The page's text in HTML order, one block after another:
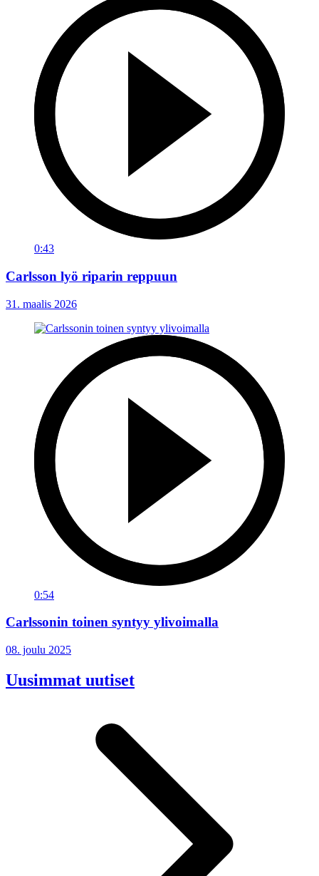
0:43
Carlsson lyö riparin reppuun
31. maalis 2026
0:54
Carlssonin toinen syntyy ylivoimalla
08. joulu 2025
Uusimmat uutiset